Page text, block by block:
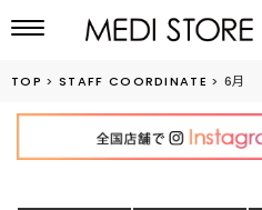
TOP STAFF COORDINATE 6月